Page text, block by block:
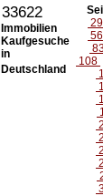
33622
Immobilien
Kaufgesuche
in
Deutschland
29
56
108